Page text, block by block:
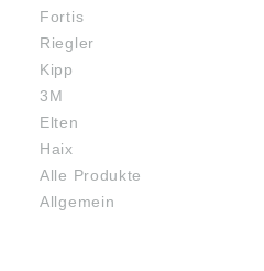
Fortis
Riegler
Kipp
3M
Elten
Haix
Alle Produkte
Allgemein